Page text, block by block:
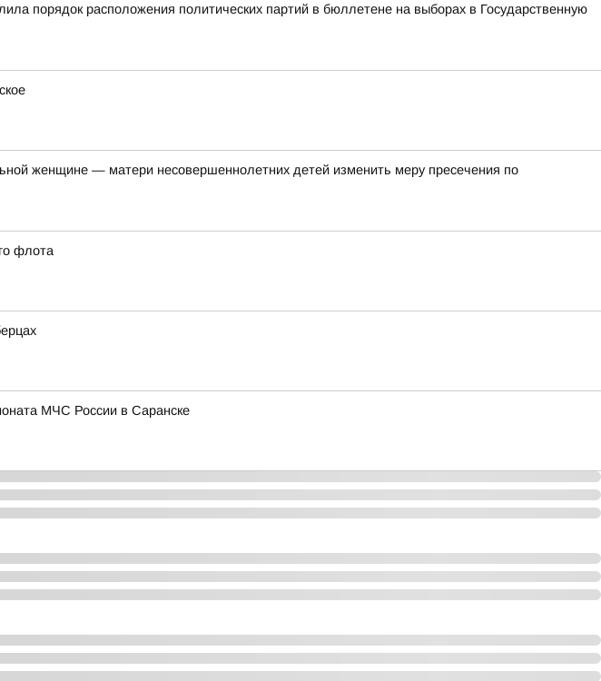
порядок расположения политических партий в бюллетене на выборах в Государственную
женщине — матери несовершеннолетних детей изменить меру пресечения по
флота
МЧС России в Саранске